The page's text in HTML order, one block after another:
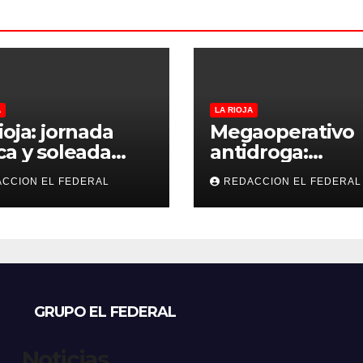
jornada
y soleada
con
para el
EL FEDERAL
LA RIOJA
Megaoperativo
antidroga:
secuestran 190
de marihuana
tenían como
REDACCION EL FEDERAL
GRUPO EL FEDERAL